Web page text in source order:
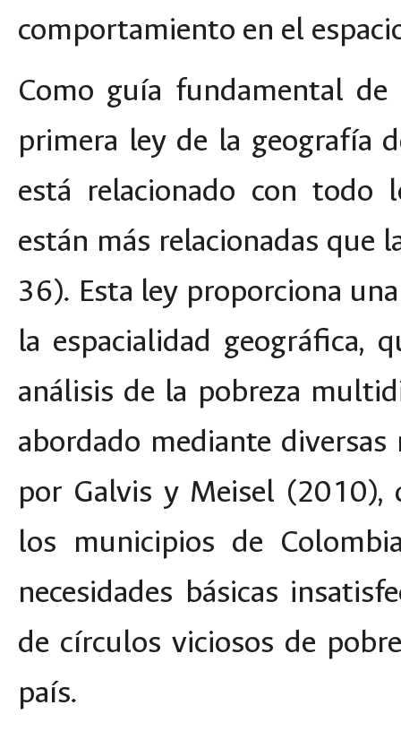
comportamiento en el
Como guía fundamental
primera ley de la geografía
está relacionado con todo
están más relacionadas que
36). Esta ley proporciona
la espacialidad geográfica,
análisis de la pobreza
abordado mediante
por Galvis y Meisel (2010),
los municipios de
necesidades básicas
de círculos viciosos de
país.